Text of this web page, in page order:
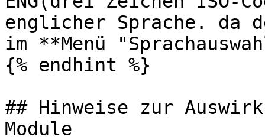
englicher Sprache. da
im **Menü
{% endhint %}
## Hinweise zur
Module